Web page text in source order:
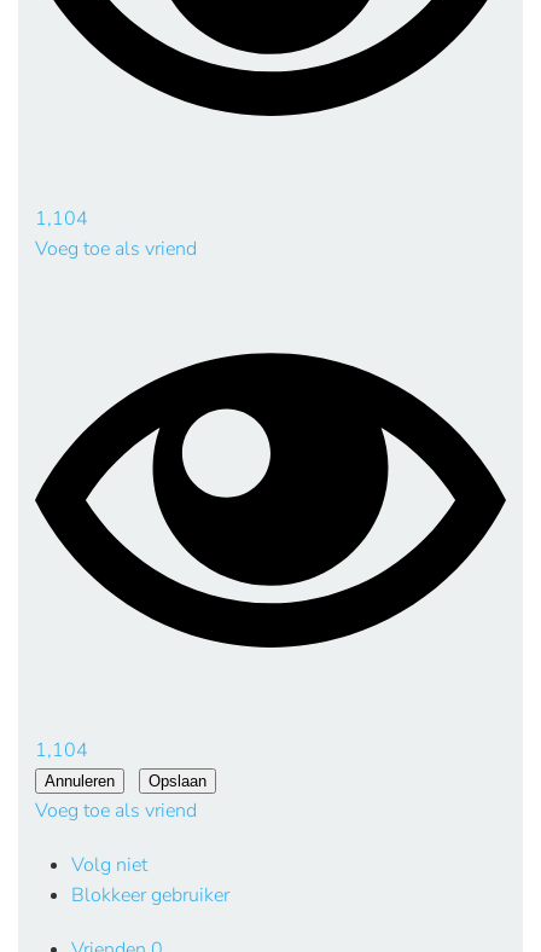
1,104
Voeg toe als vriend
1,104
Voeg toe als vriend
Volg niet
Blokkeer gebruiker